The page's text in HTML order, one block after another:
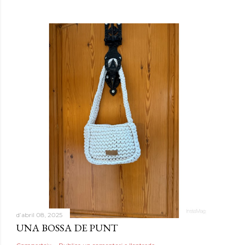
d’abril 08, 2025
UNA BOSSA DE PUNT